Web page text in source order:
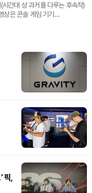
간대 상 과거를 다루는 후속작)
은 콘솔 게임 기기
,